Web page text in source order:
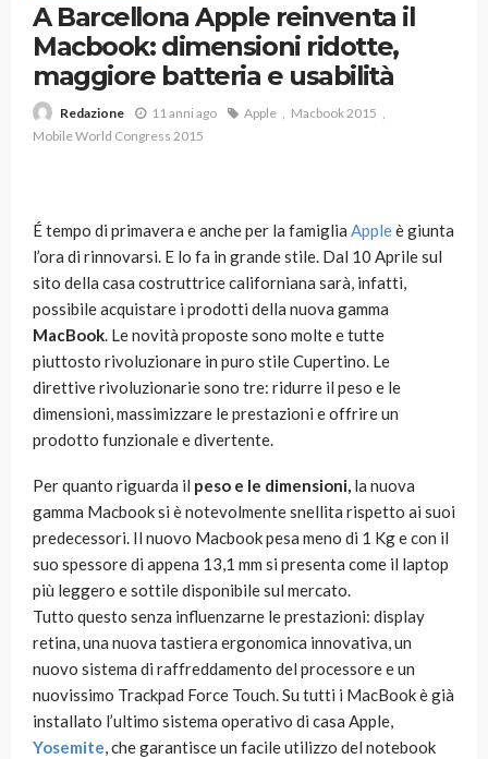
A Barcellona Apple reinventa il
Macbook: dimensioni ridotte,
maggiore batteria e usabilità
Redazione 11 anni ago Apple
Macbook 2015
Mobile World Congress 2015
É tempo di primavera e anche per la famiglia Appleè giunta
l’ora di rinnovarsi. E lo fa in grande stile. Dal 10 Aprile sul
sito della casa costruttrice californiana sarà, infatti,
possibile acquistare i prodotti della nuova gamma
MacBook. Le novità proposte sono molte e tutte
piuttosto rivoluzionare in puro stile Cupertino. Le
direttive rivoluzionarie sono tre: ridurre il peso e le
dimensioni, massimizzare le prestazioni e offrire un
prodotto funzionale e divertente.
Per quanto riguarda il peso e le dimensioni, la nuova
gamma Macbook si è notevolmente snellita rispetto ai suoi
predecessori. Il nuovo Macbook pesa meno di 1 Kg e con il
suo spessore di appena 13,1 mm si presenta come il laptop
più leggero e sottile disponibile sul mercato.
Tutto questo senza influenzarne le prestazioni: display
retina, una nuova tastiera ergonomica innovativa, un
nuovo sistema di raffreddamento del processore e un
nuovissimo Trackpad Force Touch. Su tutti i MacBook è già
installato l’ultimo sistema operativo di casa Apple,
Yosemite, che garantisce un facile utilizzo del notebook